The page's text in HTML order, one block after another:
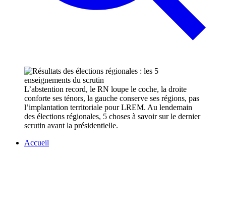
L’abstention record, le RN loupe le coche, la droite
conforte ses ténors, la gauche conserve ses régions, pas
l’implantation territoriale pour LREM. Au lendemain
des élections régionales, 5 choses à savoir sur le dernier
scrutin avant la présidentielle.
Accueil